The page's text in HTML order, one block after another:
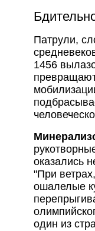
Патрули,
1456
оказались
"При
ошалелые
один из